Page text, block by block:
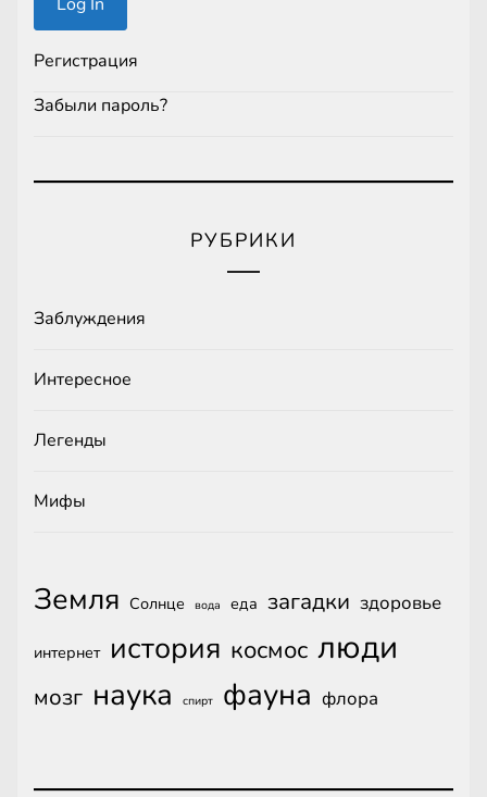
Регистрация
Забыли пароль?
РУБРИКИ
Заблуждения
Интересное
Легенды
Мифы
Земля Солнце вода еда загадки здоровье
интернет история космос люди
мозг наука спирт фауна флора